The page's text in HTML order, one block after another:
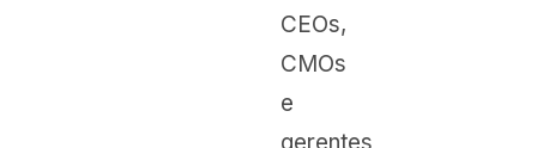
CEOs,
CMOs
e
gerentes